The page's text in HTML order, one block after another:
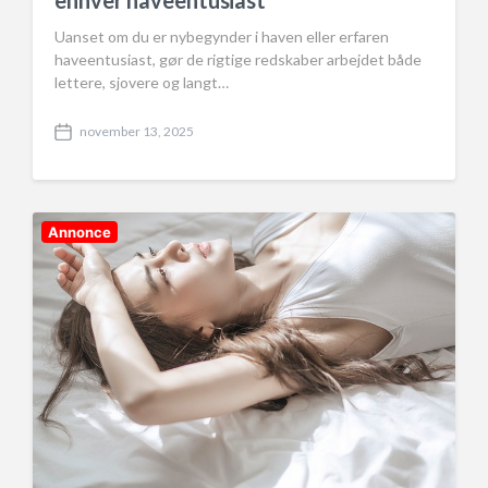
Uanset om du er nybegynder i haven eller erfaren
haveentusiast, gør de rigtige redskaber arbejdet både
lettere, sjovere og langt…
P
s
d
a
t
e
november 13, 2025
Annonce